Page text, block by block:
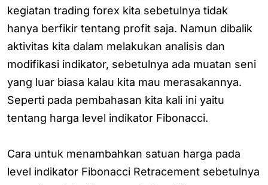
kegiatan trading forex kita sebetulnya tidak
hanya berfikir tentang profit saja. Namun dibalik
aktivitas kita dalam melakukan analisis dan
modifikasi indikator, sebetulnya ada muatan seni
yang luar biasa kalau kita mau merasakannya.
Seperti pada pembahasan kita kali ini yaitu
tentang harga level indikator Fibonacci.
Cara untuk menambahkan satuan harga pada
level indikator Fibonacci Retracement sebetulnya